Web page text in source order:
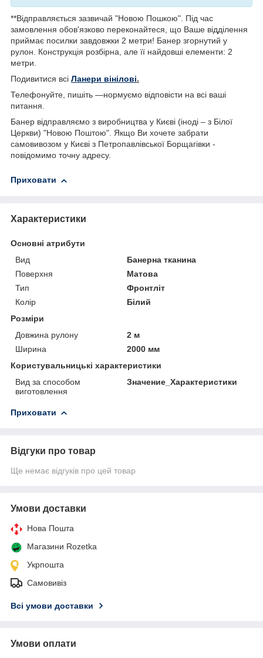
**Відправляється зазвичай "Новою Пошкою". Під час
замовлення обов'язково переконайтеся, що Ваше відділення
приймає посилки завдовжки 2 метри! Банер згорнутий у
рулон. Конструкція розбірна, але її найдовші елементи: 2
метри.
Подивитися всі Ланери вінілові.
Телефонуйте, пишіть —нормуємо відповісти на всі ваші
питання.
Банер відправляємо з виробництва у Києві (іноді – з Білої
Церкви) "Новою Поштою". Якщо Ви хочете забрати
самовивозом у Києві з Петропавлівської Борщагівки -
повідомимо точну адресу.
Приховати
Характеристики
Основні атрибути
Вид
Банерна тканина
Поверхня
Матова
Тип
Фронтліт
Колір
Білий
Розміри
Довжина рулону
2 м
Ширина
2000 мм
Користувальницькі характеристики
Вид за способом
виготовлення
Значение_Характеристики
Приховати
Відгуки про товар
Ще немає відгуків про цей товар
Умови доставки
Нова Пошта
Магазини Rozetka
Укрпошта
Самовивіз
Всі умови доставки
Умови оплати